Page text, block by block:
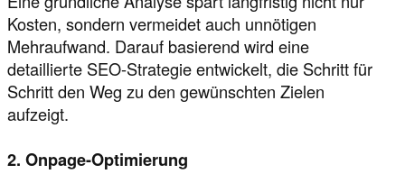
Kosten, sondern vermeidet auch unnötigen
Mehraufwand. Darauf basierend wird eine
detaillierte SEO-Strategie entwickelt, die Schritt für
Schritt den Weg zu den gewünschten Zielen
aufzeigt.
2. Onpage-Optimierung